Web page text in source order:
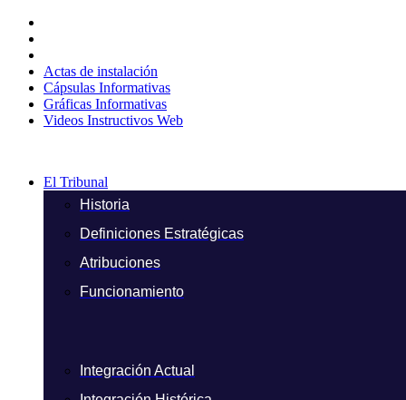
contenido
Actas de instalación
Cápsulas Informativas
Gráficas Informativas
Videos Instructivos Web
El Tribunal
Historia
Definiciones Estratégicas
Atribuciones
Funcionamiento
Integración Actual